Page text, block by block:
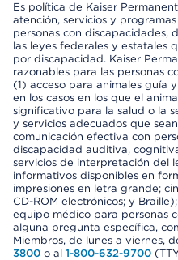
Es política de Kaiser
atención, servicios y
personas con discapacidades,
las leyes federales y estatales
por discapacidad. Kaiser
razonables para las personas
(1) acceso para animales guía
en los casos en los que el
significativo para la salud o la
y servicios adecuados que
comunicación efectiva con
discapacidad auditiva,
servicios de interpretación del
informativos disponibles en
impresiones en letra grande;
CD-ROM electrónicos; y
equipo médico para personas
alguna pregunta específica,
Miembros, de lunes a viernes,
3800 o al 1-800-632-9700